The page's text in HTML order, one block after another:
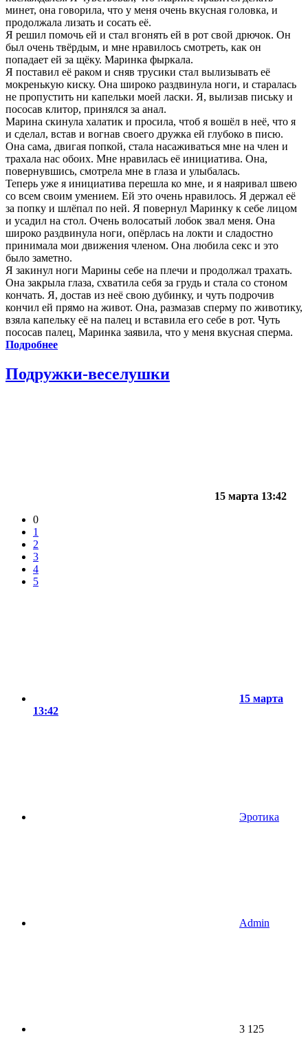
минет, она говорила, что у меня очень вкусная головка, и
продолжала лизать и сосать её.
Я решил помочь ей и стал вгонять ей в рот свой дрючок. Он
был очень твёрдым, и мне нравилось смотреть, как он
попадает ей за щёку. Маринка фыркала.
Я поставил её раком и сняв трусики стал вылизывать её
мокренькую киску. Она широко раздвинула ноги, и старалась
не пропустить ни капельки моей ласки. Я, вылизав письку и
пососав клитор, принялся за анал.
Марина скинула халатик и просила, чтоб я вошёл в неё, что я
и сделал, встав и вогнав своего дружка ей глубоко в писю.
Она сама, двигая попкой, стала насаживаться мне на член и
трахала нас обоих. Мне нравилась её инициатива. Она,
повернувшись, смотрела мне в глаза и улыбалась.
Теперь уже я инициатива перешла ко мне, и я наяривал швею
со всем своим умением. Ей это очень нравилось. Я держал её
за попку и шлёпал по ней. Я повернул Маринку к себе лицом
и усадил на стол. Очень волосатый лобок звал меня. Она
широко раздвинула ноги, опёрлась на локти и сладостно
принимала мои движения членом. Она любила секс и это
было заметно.
Я закинул ноги Марины себе на плечи и продолжал трахать.
Она закрыла глаза, схватила себя за грудь и стала со стоном
кончать. Я, достав из неё свою дубинку, и чуть подрочив
кончил ей прямо на живот. Она, размазав сперму по животику,
взяла капельку её на палец и вставила его себе в рот. Чуть
пососав палец, Маринка заявила, что у меня вкусная сперма.
Подробнее
Подружки-веселушки
15 марта 13:42
0
1
2
3
4
5
15 марта
13:42
Эротика
Admin
3 125